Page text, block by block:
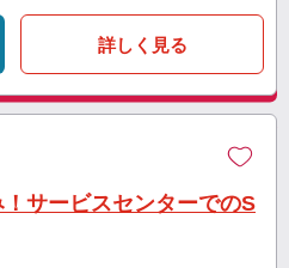
詳しく見る
サービスセンターでのS